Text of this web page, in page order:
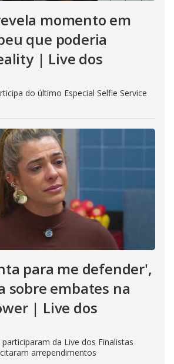
momento em
que poderia
| Live dos
do último Especial Selfie Service
para me defender',
sobre embates na
| Live dos
da Live dos Finalistas
arrependimentos